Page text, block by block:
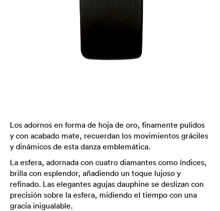
Los adornos en forma de hoja de oro, finamente pulidos
y con acabado mate, recuerdan los movimientos gráciles
y dinámicos de esta danza emblemática.
La esfera, adornada con cuatro diamantes como índices,
brilla con esplendor, añadiendo un toque lujoso y
refinado. Las elegantes agujas dauphine se deslizan con
precisión sobre la esfera, midiendo el tiempo con una
gracia inigualable.